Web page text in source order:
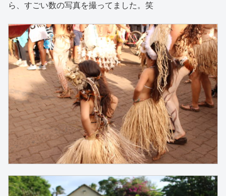
ら、すごい数の写真を撮ってました。笑